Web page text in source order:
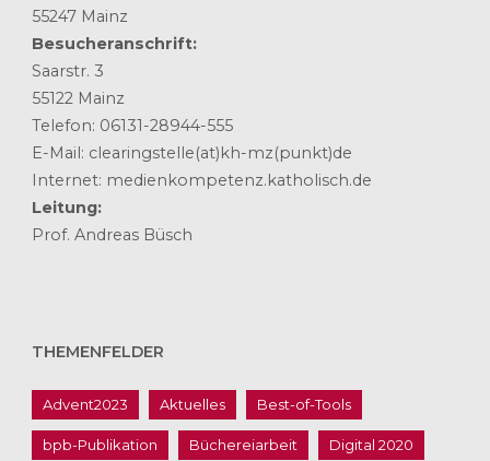
55247 Mainz
Besucheranschrift:
Saarstr. 3
55122 Mainz
Telefon: 06131-28944-555
E-Mail: clearingstelle(at)kh-mz(punkt)de
Internet: medienkompetenz.katholisch.de
Leitung:
Prof. Andreas Büsch
THEMENFELDER
Advent2023 Aktuelles Best-of-Tools
bpb-Publikation Büchereiarbeit Digital 2020